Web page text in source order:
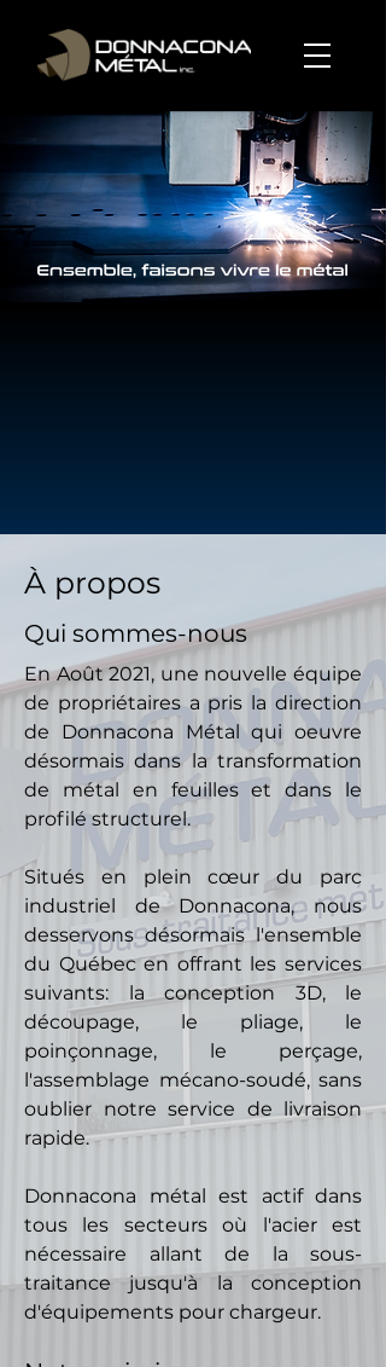
À propos
Qui sommes-nous
En Août 2021, une nouvelle équipe
de propriétaires a pris la direction
de Donnacona Métal qui oeuvre
désormais dans la transformation
de métal en feuilles et dans le
profilé structurel.
Situés en pleincœur du parc
industriel de Donnacona, nous
desservons désormais l'ensemble
du Québec en offrant les services
suivants: la conception 3D, le
découpage, le pliage, le
poinçonnage, le perçage,
l'assemblage mécano-soudé, sans
oublier notre service de livraison
rapide.
Donnacona métal est actif dans
tous les secteurs où l'acier est
nécessaire allant de la sous-
traitance jusqu'à la conception
d'équipements pour chargeur.